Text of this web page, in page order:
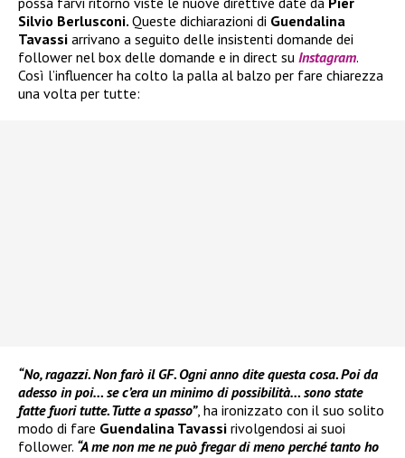
Silvio Berlusconi. Queste dichiarazioni di Guendalina
Tavassi arrivano a seguito delle insistenti domande dei
follower nel box delle domande e in direct su Instagram.
Così l’influencer ha colto la palla al balzo per fare chiarezza
una volta per tutte:
“No, ragazzi. Non farò il GF. Ogni anno dite questa cosa. Poi da
adesso in poi… se c’era un minimo di possibilità… sono state
fatte fuori tutte. Tutte a spasso”, ha ironizzato con il suo solito
modo di fare Guendalina Tavassi rivolgendosi ai suoi
follower. “A me non me ne può fregar di meno perché tanto ho